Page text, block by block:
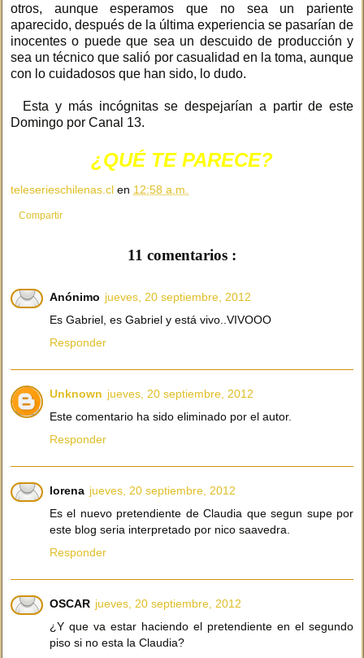
otros, aunque esperamos que no sea un pariente
aparecido, después de la última experiencia se pasarían de
inocentes o puede que sea un descuido de producción y
sea un técnico que salió por casualidad en la toma, aunque
con lo cuidadosos que han sido, lo dudo.
Esta y más incógnitas se despejarían a partir de este
Domingo por Canal 13.
¿QUÉ TE PARECE?
teleserieschilenas.cl en 12:58 a.m.
Compartir
11 comentarios :
Anónimo jueves, 20 septiembre, 2012
Es Gabriel, es Gabriel y está vivo..VIVOOO
Responder
Unknown jueves, 20 septiembre, 2012
Este comentario ha sido eliminado por el autor.
Responder
lorena jueves, 20 septiembre, 2012
Es el nuevo pretendiente de Claudia que segun supe por
este blog seria interpretado por nico saavedra.
Responder
OSCAR jueves, 20 septiembre, 2012
¿Y que va estar haciendo el pretendiente en el segundo
piso si no esta la Claudia?